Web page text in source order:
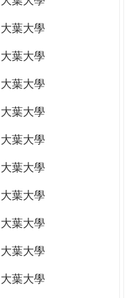
大葉大學
大葉大學
大葉大學
大葉大學
大葉大學
大葉大學
大葉大學
大葉大學
大葉大學
大葉大學